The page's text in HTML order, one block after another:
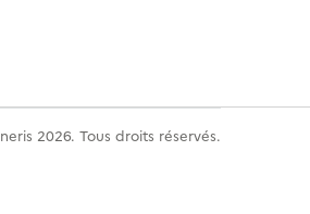
2026. Tous droits réservés.